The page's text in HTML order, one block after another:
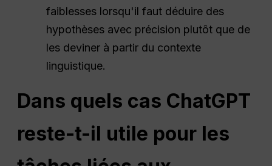
faiblesses lorsqu'il faut déduire des
hypothèses avec précision plutôt que de
les deviner à partir du contexte
linguistique.
Dans quels cas ChatGPT
reste-t-il utile pour les